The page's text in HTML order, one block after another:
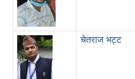
चेतराज भट्ट